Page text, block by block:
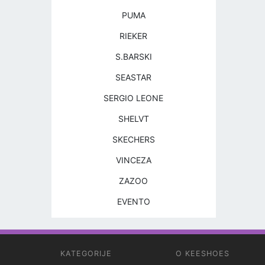
PUMA
RIEKER
S.BARSKI
SEASTAR
SERGIO LEONE
SHELVT
SKECHERS
VINCEZA
ZAZOO
EVENTO
KATEGORIJE O KEESHOES